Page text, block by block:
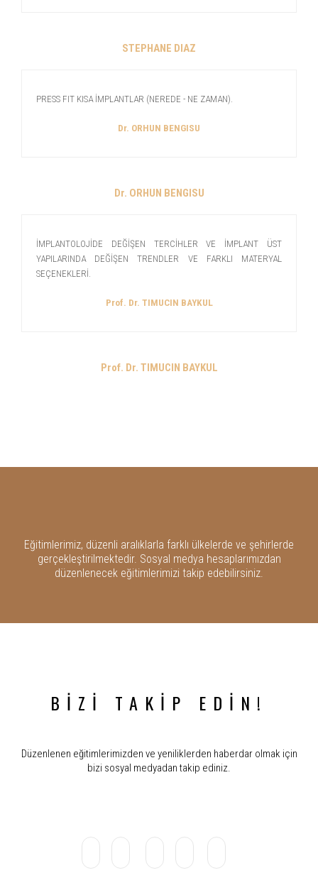
STEPHANE DIAZ
PRESS FIT KISA İMPLANTLAR (NEREDE - NE ZAMAN).
Dr. ORHUN BENGISU
Dr. ORHUN BENGISU
İMPLANTOLOJİDE DEĞİŞEN TERCİHLER VE İMPLANT ÜST
YAPILARINDA DEĞİŞEN TRENDLER VE FARKLI MATERYAL
SEÇENEKLERİ.
Prof. Dr. TIMUCIN BAYKUL
Prof. Dr. TIMUCIN BAYKUL
Eğitimlerimiz, düzenli aralıklarla farklı ülkelerde ve şehirlerde
gerçekleştirilmektedir. Sosyal medya hesaplarımızdan
düzenlenecek eğitimlerimizi takip edebilirsiniz.
BİZİ TAKİP EDİN!
Düzenlenen eğitimlerimizden ve yeniliklerden haberdar olmak için
bizi sosyal medyadan takip ediniz.